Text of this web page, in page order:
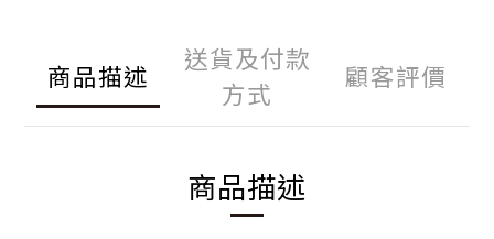
商品描述
送貨及付款
方式
顧客評價
商品描述